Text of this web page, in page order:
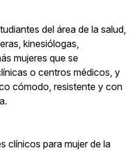
del área de la salud,
kinesiólogas,
mujeres que se
o centros médicos, y
cómodo, resistente y con
clínicos para mujer de la